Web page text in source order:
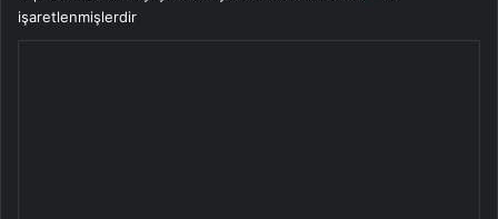
işaretlenmişlerdir